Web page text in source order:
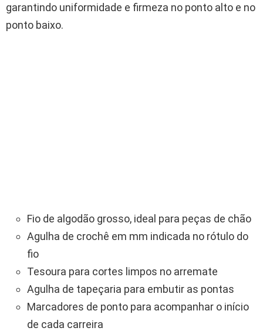
garantindo uniformidade e firmeza no ponto alto e no
ponto baixo.
Fio de algodão grosso, ideal para peças de chão
Agulha de crochê em mm indicada no rótulo do
fio
Tesoura para cortes limpos no arremate
Agulha de tapeçaria para embutir as pontas
Marcadores de ponto para acompanhar o início
de cada carreira